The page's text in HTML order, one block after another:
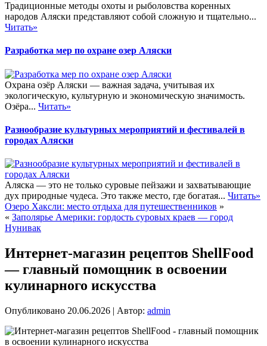
Традиционные методы охоты и рыболовства коренных
народов Аляски представляют собой сложную и тщательно...
Читать»
Разработка мер по охране озер Аляски
Охрана озёр Аляски — важная задача, учитывая их
экологическую, культурную и экономическую значимость.
Озёра... Читать»
Разнообразие культурных мероприятий и фестивалей в
городах Аляски
Аляска — это не только суровые пейзажи и захватывающие
дух природные чудеса. Это также место, где богатая... Читать»
Озеро Хаксли: место отдыха для путешественников »
« Заполярье Америки: гордость суровых краев — город
Нунивак
Интернет-магазин рецептов ShellFood
— главный помощник в освоении
кулинарного искусства
Опубликовано 20.06.2026 | Автор: admin